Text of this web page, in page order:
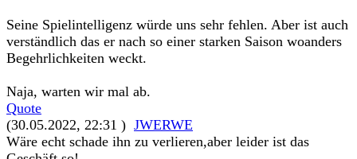
Seine Spielintelligenz würde uns sehr fehlen. Aber ist auch
verständlich das er nach so einer starken Saison woanders
Begehrlichkeiten weckt.
Naja, warten wir mal ab.
Quote
(30.05.2022, 22:31 ) JWERWE
Wäre echt schade ihn zu verlieren,aber leider ist das